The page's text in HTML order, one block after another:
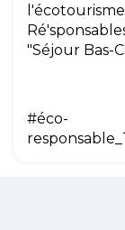
"Séjour Bas-
#éco-